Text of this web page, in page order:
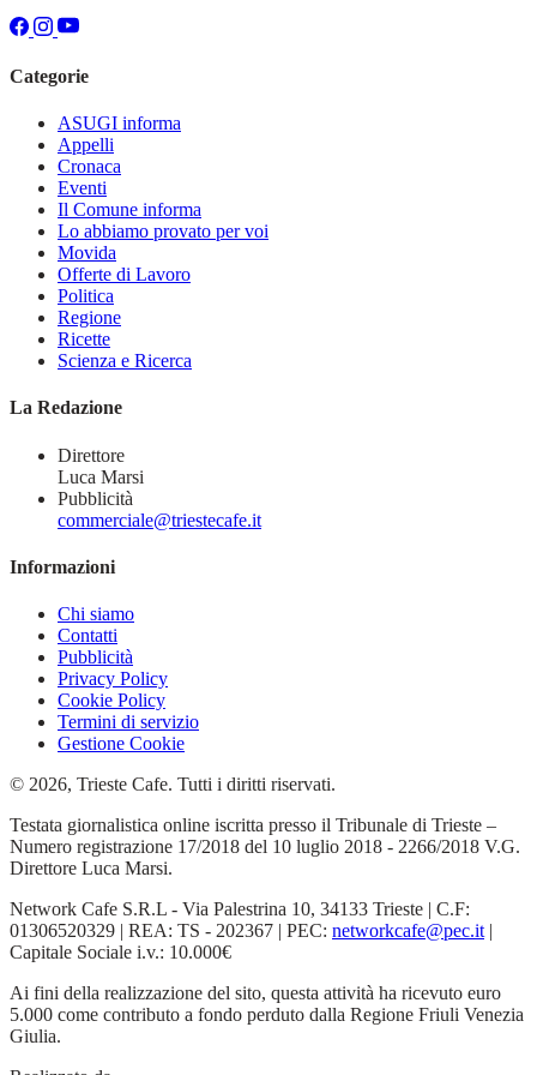
Categorie
ASUGI informa
Appelli
Cronaca
Eventi
Il Comune informa
Lo abbiamo provato per voi
Movida
Offerte di Lavoro
Politica
Regione
Ricette
Scienza e Ricerca
La Redazione
Direttore
Luca Marsi
Pubblicità
commerciale@triestecafe.it
Informazioni
Chi siamo
Contatti
Pubblicità
Privacy Policy
Cookie Policy
Termini di servizio
Gestione Cookie
© 2026, Trieste Cafe. Tutti i diritti riservati.
Testata giornalistica online iscritta presso il Tribunale di Trieste –
Numero registrazione 17/2018 del 10 luglio 2018 - 2266/2018 V.G.
Direttore Luca Marsi.
Network Cafe S.R.L - Via Palestrina 10, 34133 Trieste | C.F:
01306520329 | REA: TS - 202367 | PEC: networkcafe@pec.it |
Capitale Sociale i.v.: 10.000€
Ai fini della realizzazione del sito, questa attività ha ricevuto euro
5.000 come contributo a fondo perduto dalla Regione Friuli Venezia
Giulia.